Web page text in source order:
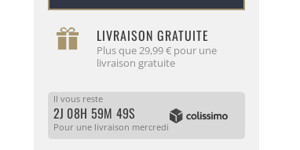
LIVRAISON GRATUITE
Plus que 29,99 € pour une
livraison gratuite
Il vous reste
2J 08H 59M 49S
Pour une livraison mercredi